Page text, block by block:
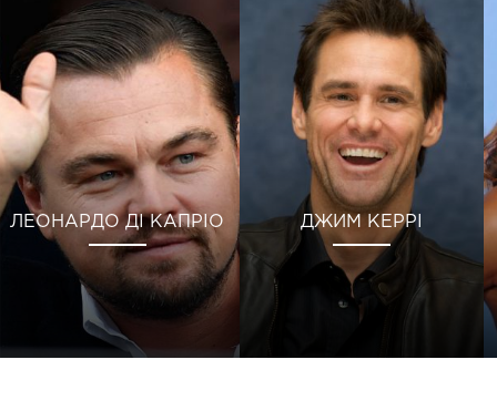
ЛЕОНАРДО ДІ КАПРІО ДЖИМ КЕРРІ